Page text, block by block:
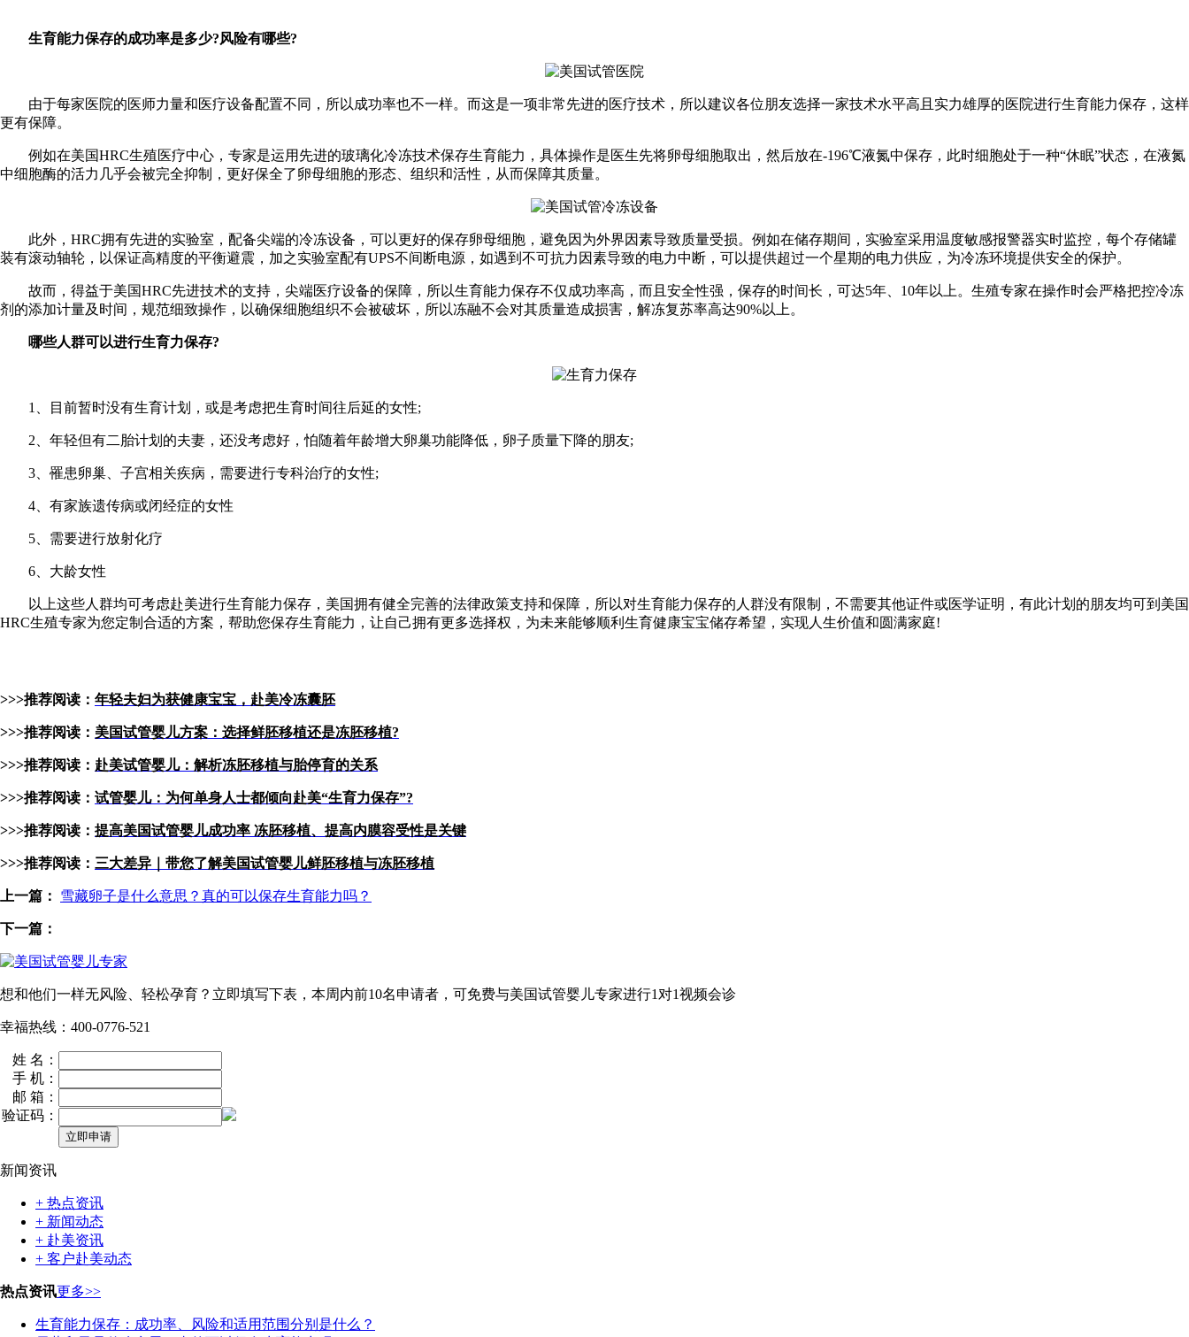
生育能力保存的成功率是多少?风险有哪些?
由于每家医院的医师力量和医疗设备配置不同，所以成功率也不一样。而这是一项非常先进的医疗技术，所以建议各位朋友选择一家技术水平高且实力雄厚的医院进行生育能力保存，这样
更有保障。
例如在美国HRC生殖医疗中心，专家是运用先进的玻璃化冷冻技术保存生育能力，具体操作是医生先将卵母细胞取出，然后放在-196℃液氮中保存，此时细胞处于一种“休眠”状态，在液氮
中细胞酶的活力几乎会被完全抑制，更好保全了卵母细胞的形态、组织和活性，从而保障其质量。
此外，HRC拥有先进的实验室，配备尖端的冷冻设备，可以更好的保存卵母细胞，避免因为外界因素导致质量受损。例如在储存期间，实验室采用温度敏感报警器实时监控，每个存储罐
装有滚动轴轮，以保证高精度的平衡避震，加之实验室配有UPS不间断电源，如遇到不可抗力因素导致的电力中断，可以提供超过一个星期的电力供应，为冷冻环境提供安全的保护。
故而，得益于美国HRC先进技术的支持，尖端医疗设备的保障，所以生育能力保存不仅成功率高，而且安全性强，保存的时间长，可达5年、10年以上。生殖专家在操作时会严格把控冷冻
剂的添加计量及时间，规范细致操作，以确保细胞组织不会被破坏，所以冻融不会对其质量造成损害，解冻复苏率高达90%以上。
哪些人群可以进行生育力保存?
1、目前暂时没有生育计划，或是考虑把生育时间往后延的女性;
2、年轻但有二胎计划的夫妻，还没考虑好，怕随着年龄增大卵巢功能降低，卵子质量下降的朋友;
3、罹患卵巢、子宫相关疾病，需要进行专科治疗的女性;
4、有家族遗传病或闭经症的女性
5、需要进行放射化疗
6、大龄女性
以上这些人群均可考虑赴美进行生育能力保存，美国拥有健全完善的法律政策支持和保障，所以对生育能力保存的人群没有限制，不需要其他证件或医学证明，有此计划的朋友均可到美国
HRC生殖专家为您定制合适的方案，帮助您保存生育能力，让自己拥有更多选择权，为未来能够顺利生育健康宝宝储存希望，实现人生价值和圆满家庭!
>>>推荐阅读： 年轻夫妇为获健康宝宝，赴美冷冻囊胚
>>>推荐阅读： 美国试管婴儿方案：选择鲜胚移植还是冻胚移植?
>>>推荐阅读： 赴美试管婴儿：解析冻胚移植与胎停育的关系
>>>推荐阅读： 试管婴儿：为何单身人士都倾向赴美“生育力保存”?
>>>推荐阅读： 提高美国试管婴儿成功率 冻胚移植、提高内膜容受性是关键
>>>推荐阅读： 三大差异｜带您了解美国试管婴儿鲜胚移植与冻胚移植
上一篇： 雪藏卵子是什么意思？真的可以保存生育能力吗？
下一篇：
想和他们一样无风险、轻松孕育？立即填写下表，本周内前10名申请者，可免费与美国试管婴儿专家进行1对1视频会诊
幸福热线：400-0776-521
姓 名：
手 机：
邮 箱：
验证码：
新闻资讯
+ 热点资讯
+ 新闻动态
+ 赴美资讯
+ 客户赴美动态
热点资讯更多>>
生育能力保存：成功率、风险和适用范围分别是什么？